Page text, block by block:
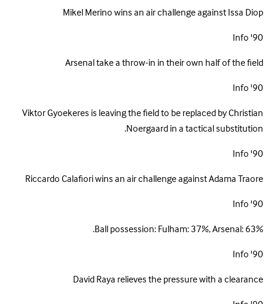
Mikel Merino wins an air challenge against Issa Diop
90'
Info
Arsenal take a throw-in in their own half of the field
90'
Info
Viktor Gyoekeres is leaving the field to be replaced by Christian
Noergaard in a tactical substitution.
90'
Info
Riccardo Calafiori wins an air challenge against Adama Traore
90'
Info
Ball possession: Fulham: 37%, Arsenal: 63%.
90'
Info
David Raya relieves the pressure with a clearance